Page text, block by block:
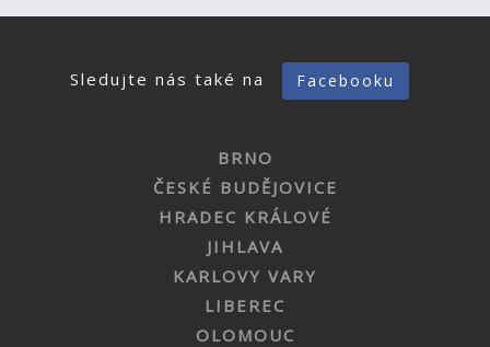
Sledujte nás také na Facebooku
BRNO
ČESKÉ BUDĚJOVICE
HRADEC KRÁLOVÉ
JIHLAVA
KARLOVY VARY
LIBEREC
OLOMOUC